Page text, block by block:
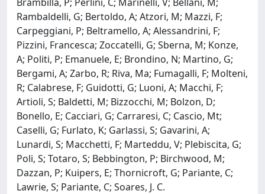
Rambaldelli, G; Bertoldo, A; Atzori, M; Mazzi, F;
Carpeggiani, P; Beltramello, A; Alessandrini, F;
Pizzini, Francesca; Zoccatelli, G; Sberna, M; Konze,
A; Politi, P; Emanuele, E; Brondino, N; Martino, G;
Bergami, A; Zarbo, R; Riva, Ma; Fumagalli, F; Molteni,
R; Calabrese, F; Guidotti, G; Luoni, A; Macchi, F;
Artioli, S; Baldetti, M; Bizzocchi, M; Bolzon, D;
Bonello, E; Cacciari, G; Carraresi, C; Cascio, Mt;
Caselli, G; Furlato, K; Garlassi, S; Gavarini, A;
Lunardi, S; Macchetti, F; Marteddu, V; Plebiscita, G;
Poli, S; Totaro, S; Bebbington, P; Birchwood, M;
Dazzan, P; Kuipers, E; Thornicroft, G; Pariante, C;
Lawrie, S; Pariante, C; Soares, J. C.